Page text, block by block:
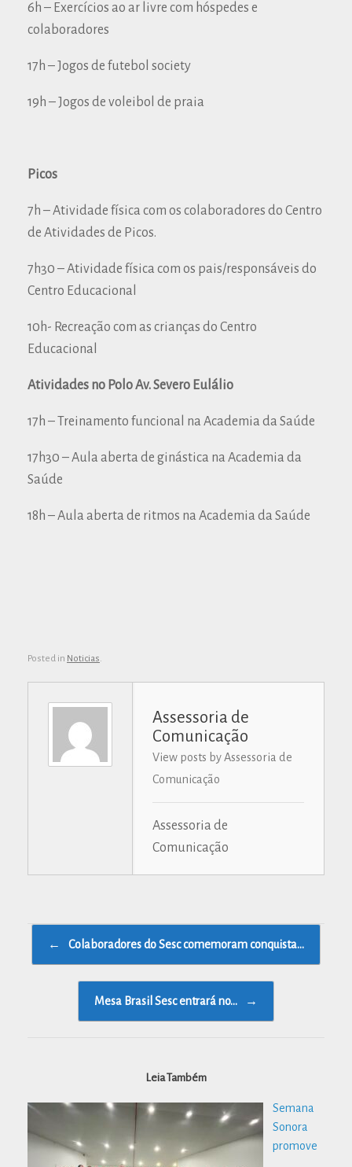
6h – Exercícios ao ar livre com hóspedes e
colaboradores
17h – Jogos de futebol society
19h – Jogos de voleibol de praia
Picos
7h – Atividade física com os colaboradores do Centro
de Atividades de Picos.
7h30 – Atividade física com os pais/responsáveis do
Centro Educacional
10h- Recreação com as crianças do Centro
Educacional
Atividades no Polo Av. Severo Eulálio
17h – Treinamento funcional na Academia da Saúde
17h30 – Aula aberta de ginástica na Academia da
Saúde
18h – Aula aberta de ritmos na Academia da Saúde
Posted in Noticias.
Assessoria de
Comunicação
View posts by Assessoria de
Comunicação
Assessoria de
Comunicação
← Colaboradores do Sesc comemoram conquista…
Mesa Brasil Sesc entrará no… →
Leia Também
Semana
Sonora
promove